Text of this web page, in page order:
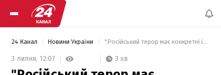
24 Канал Новини України "Російський терор має конкретні імена": в Україні відкрили справу проти Герасимова
3 липня, 12:07 3 хв